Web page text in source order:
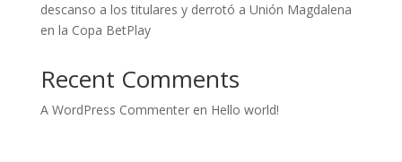
descanso a los titulares y derrotó a Unión Magdalena
en la Copa BetPlay
Recent Comments
A WordPress Commenteren Hello world!